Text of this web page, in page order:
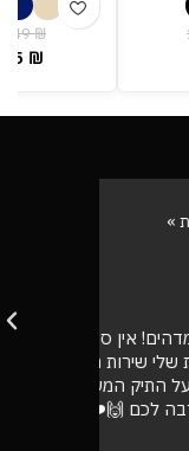
₪
₪
הכל
הזה.